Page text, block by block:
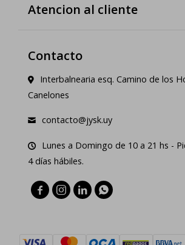
Atencion al cliente
Contacto
Interbalnearia esq. Camino de los
Canelones
contacto@jysk.uy
Lunes a Domingo de 10 a 21 hs -
4 días hábiles.
   